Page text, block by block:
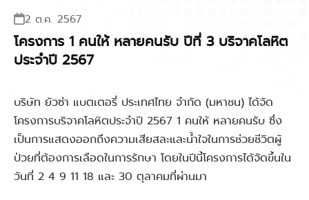
2 ต.ค. 2567
โครงการ 1 คนให้ หลายคนรับ ปีที่ 3 บริจาคโลหิต
ประจำปี 2567
บริษัท ยัวซ่า แบตเตอรี่ ประเทศไทย จำกัด (มหาชน) ได้จัด
โครงการบริจาคโลหิตประจำปี 2567 1 คนให้ หลายคนรับ ซึ่ง
เป็นการแสดงออกถึงความเสียสละและน้ำใจในการช่วยชีวิตผู้
ป่วยที่ต้องการเลือดในการรักษา โดยในปีนี้โครงการได้จัดขึ้นใน
วันที่ 2 4 9 11 18 และ 30 ตุลาคมที่ผ่านมา